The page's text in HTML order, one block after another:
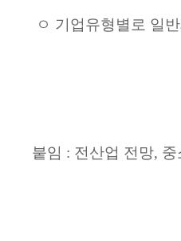
ㅇ 기업유형별로 일
붙임 : 전산업 전망, 중